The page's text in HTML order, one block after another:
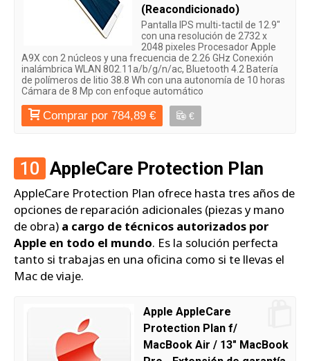
(Reacondicionado)
Pantalla IPS multi-tactil de 12.9"
con una resolución de 2732 x
2048 pixeles Procesador Apple
A9X con 2 núcleos y una frecuencia de 2.26 GHz Conexión
inalámbrica WLAN 802.11a/​b/​g/​n/​ac, Bluetooth 4.2 Batería
de polímeros de litio 38.8 Wh con una autonomía de 10 horas
Cámara de 8 Mp con enfoque automático
Comprar por 784,89 € €
10 AppleCare Protection Plan
AppleCare Protection Plan ofrece hasta tres años de
opciones de reparación adicionales (piezas y mano
de obra) a cargo de técnicos autorizados por
Apple en todo el mundo. Es la solución perfecta
tanto si trabajas en una oficina como si te llevas el
Mac de viaje.
Apple AppleCare
Protection Plan f/
MacBook Air / 13" MacBook